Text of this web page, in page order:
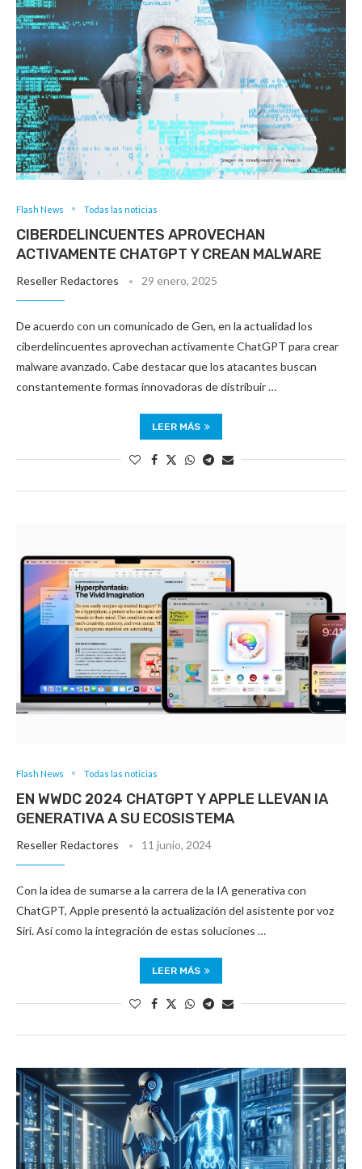
Flash News Todas las noticias
CIBERDELINCUENTES APROVECHAN
ACTIVAMENTE CHATGPT Y CREAN MALWARE
Reseller Redactores 29 enero, 2025
De acuerdo con un comunicado de Gen, en la actualidad los
ciberdelincuentes aprovechan activamente ChatGPT para crear
malware avanzado. Cabe destacar que los atacantes buscan
constantemente formas innovadoras de distribuir …
LEER MÁS
Flash News Todas las noticias
EN WWDC 2024 CHATGPT Y APPLE LLEVAN IA
GENERATIVA A SU ECOSISTEMA
Reseller Redactores 11 junio, 2024
Con la idea de sumarse a la carrera de la IA generativa con
ChatGPT, Apple presentó la actualización del asistente por voz
Siri. Así como la integración de estas soluciones …
LEER MÁS